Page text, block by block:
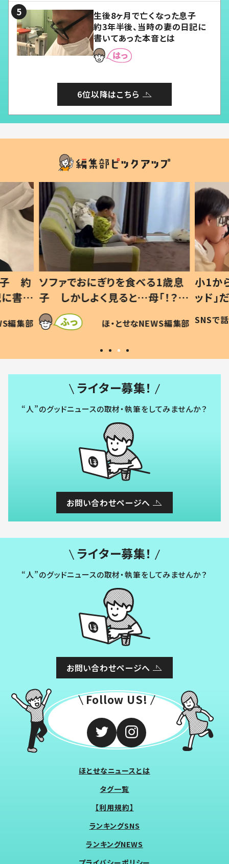
生後8ヶ月で亡くなった息子
約3年半後、当時の妻の日記に
書いてあった本音とは
6位以降はこちら
歳息
？」
編集部
小1から不登校、息子は「ギフテ
ッド」だった 父が“ウチ給食”を
作り続ける理由とは #令和の親
#令和の子
SNSで話題 ほ・とせなNEWS編集部
ひ孫
が、抱
「涙
い」
ライター募集！
“人”のグッドニュースの取材・執筆をしてみませんか？
お問い合わせページへ
ライター募集！
“人”のグッドニュースの取材・執筆をしてみませんか？
お問い合わせページへ
Follow US!
ほとせなニュースとは
タグ一覧
【利用規約】
ランキングSNS
ランキングNEWS